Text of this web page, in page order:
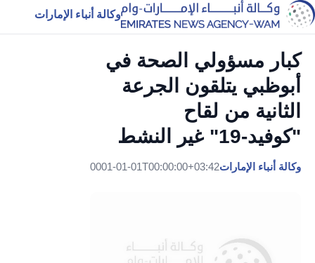
وكالة أنباء الإمارات
كبار مسؤولي الصحة في
أبوظبي يتلقون الجرعة
الثانية من لقاح
"كوفيد-19" غير النشط
وكالة أنباء الإمارات0001-01-01T00:00:00+03:42